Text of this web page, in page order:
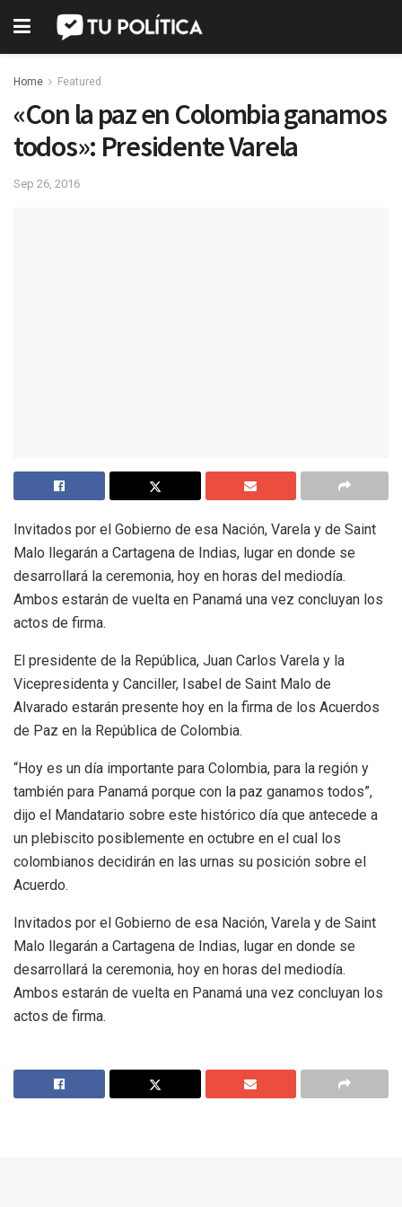
Home Featured
«Con la paz en Colombia ganamos
todos»: Presidente Varela
Sep 26, 2016
Invitados por el Gobierno de esa Nación, Varela y de Saint
Malo llegarán a Cartagena de Indias, lugar en donde se
desarrollará la ceremonia, hoy en horas del mediodía.
Ambos estarán de vuelta en Panamá una vez concluyan los
actos de firma.
El presidente de la República, Juan Carlos Varela y la
Vicepresidenta y Canciller, Isabel de Saint Malo de
Alvarado estarán presente hoy en la firma de los Acuerdos
de Paz en la República de Colombia.
“Hoy es un día importante para Colombia, para la región y
también para Panamá porque con la paz ganamos todos”,
dijo el Mandatario sobre este histórico día que antecede a
un plebiscito posiblemente en octubre en el cual los
colombianos decidirán en las urnas su posición sobre el
Acuerdo.
Invitados por el Gobierno de esa Nación, Varela y de Saint
Malo llegarán a Cartagena de Indias, lugar en donde se
desarrollará la ceremonia, hoy en horas del mediodía.
Ambos estarán de vuelta en Panamá una vez concluyan los
actos de firma.